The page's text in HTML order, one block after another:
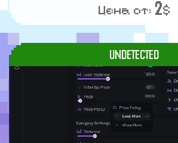
Цена от: 2$
UNDETECTED